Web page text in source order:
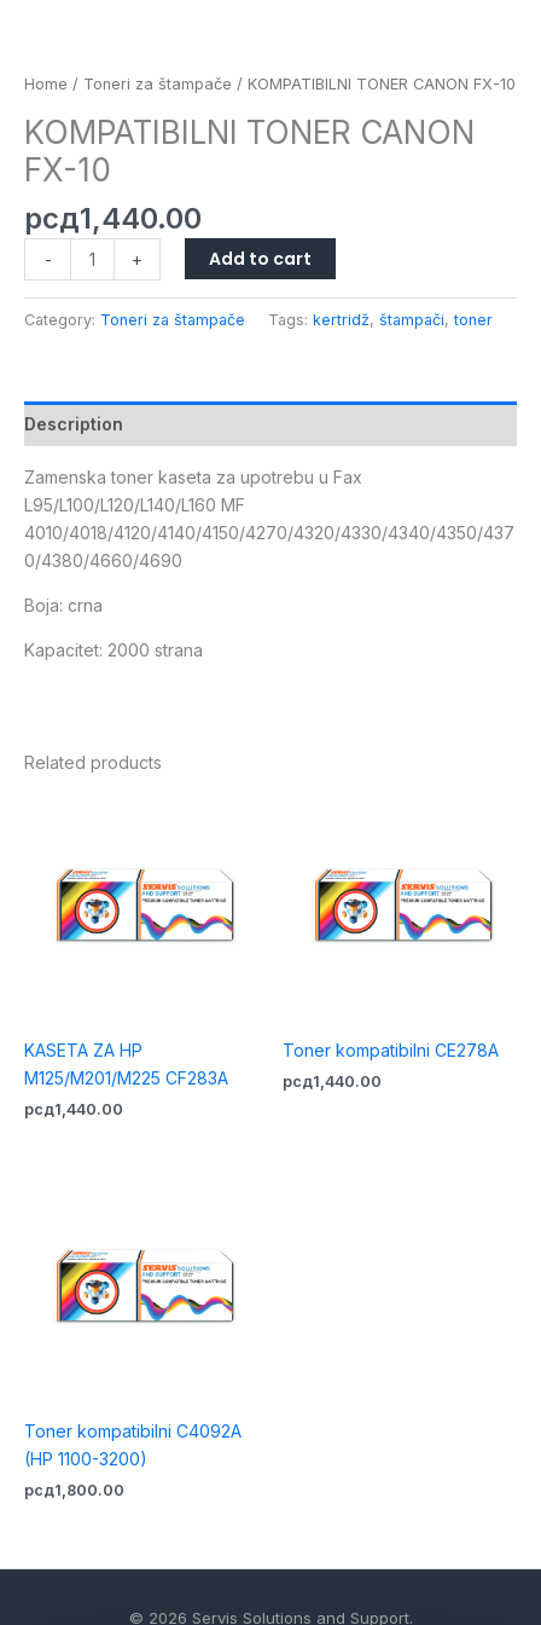
Home / Toneri za štampače / KOMPATIBILNI TONER CANON FX-10
KOMPATIBILNI TONER CANON
FX-10
рсд1,440.00
- + Add to cart
Category: Toneri za štampače Tags: kertridž, štampači,toner
Description
Zamenska toner kaseta za upotrebu u Fax
L95/L100/L120/L140/L160 MF
4010/4018/4120/4140/4150/4270/4320/4330/4340/4350/437
0/4380/4660/4690
Boja: crna
Kapacitet: 2000 strana
Related products
KASETA ZA HP
M125/M201/M225 CF283A
рсд1,440.00
Toner kompatibilni CE278A
рсд1,440.00
Toner kompatibilni C4092A
(HP 1100-3200)
рсд1,800.00
© 2026 Servis Solutions and Support.